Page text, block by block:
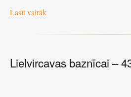
Lasīt vairāk
Lielvircavas baznīcai –